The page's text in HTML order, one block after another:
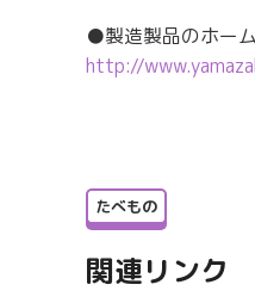
●製造製品のホー
http://
たべもの
関連リンク